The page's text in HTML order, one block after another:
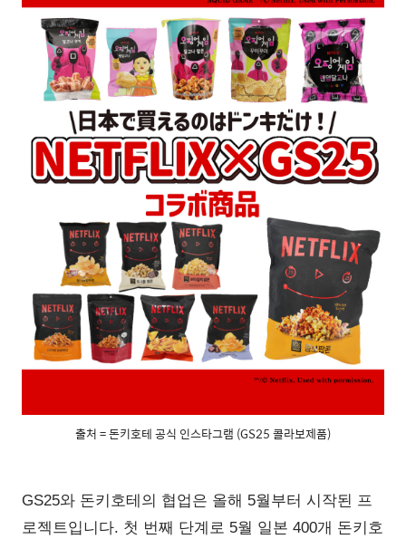
출처 = 돈키호테 공식 인스타그램 (GS25 콜라보제품)
GS25와 돈키호테의 협업은 올해 5월부터 시작된 프
로젝트입니다. 첫 번째 단계로 5월 일본 400개 돈키호